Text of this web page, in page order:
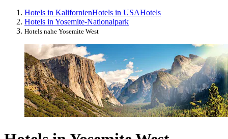
Hotels in KalifornienHotels in USAHotels
Hotels in Yosemite-Nationalpark
Hotels nahe Yosemite West